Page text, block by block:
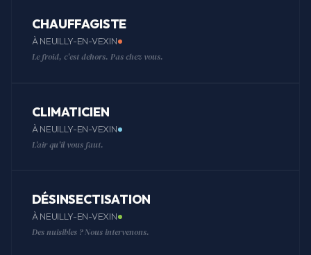
CHAUFFAGISTE
À NEUILLY-EN-VEXIN
Le froid, c'est dehors. Pas chez vous.
CLIMATICIEN
À NEUILLY-EN-VEXIN
L'air qu'il vous faut.
DÉSINSECTISATION
À NEUILLY-EN-VEXIN
Des nuisibles ? Nous intervenons.